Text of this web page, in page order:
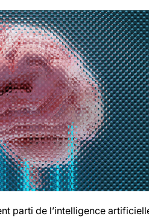
parti de l’intelligence